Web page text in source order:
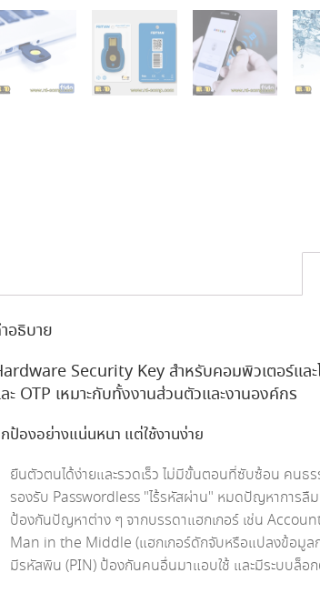
อธิบาย
Security Key สำหรับคอมพิวเตอร์แล
ะ OTP เหมาะกับทั้งงานส่วนตัวและงานองค์กร
ป้องอย่างแน่นหนา แต่ใช้งานง่าย
ยืนตัวตนได้ง่ายและรวดเร็ว ไม่มีขั้นตอนที่ซับซ้อน คนธร
รองรับ Passwordless "ไร้รหัสผ่าน" หมดปัญหาการลื
ป้องกันปัญหาต่าง ๆ จากบรรดาแฮกเกอร์ เช่น
Man in the Middle (แฮกเกอร์ดักจับหรือแปลงข้อมูล
มีรหัสพิน (PIN) ป้องกันคนอื่นมาแอบใช้ และมีระบบล็อ